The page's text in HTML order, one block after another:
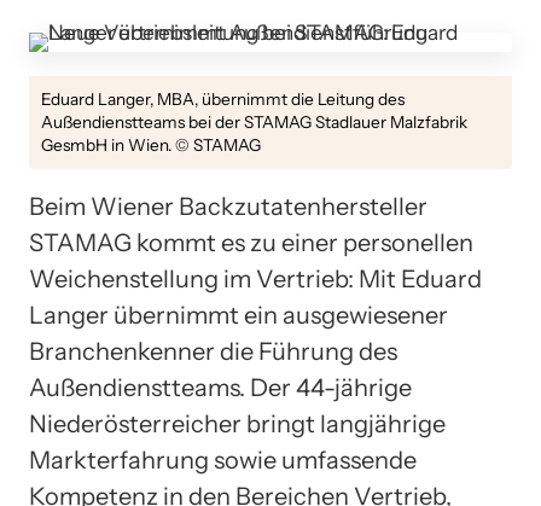
Eduard Langer, MBA, übernimmt die Leitung des
Außendienstteams bei der STAMAG Stadlauer Malzfabrik
GesmbH in Wien. © STAMAG
Beim Wiener Backzutatenhersteller
STAMAG kommt es zu einer personellen
Weichenstellung im Vertrieb: Mit Eduard
Langer übernimmt ein ausgewiesener
Branchenkenner die Führung des
Außendienstteams. Der 44-jährige
Niederösterreicher bringt langjährige
Markterfahrung sowie umfassende
Kompetenz in den Bereichen Vertrieb,